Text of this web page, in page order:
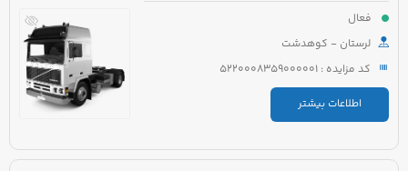
فعال
لرستان - کوهدشت
کد مزایده : 5220008359000001
اطلاعات بیشتر